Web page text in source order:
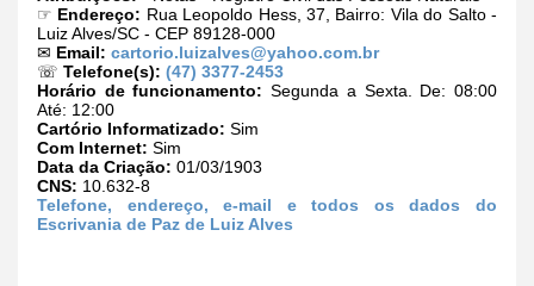
☞ Endereço: Rua Leopoldo Hess, 37, Bairro: Vila do Salto -
Luiz Alves/SC - CEP 89128-000
✉ Email: cartorio.luizalves@yahoo.com.br
☏ Telefone(s): (47) 3377-2453
Horário de funcionamento: Segunda a Sexta. De: 08:00
Até: 12:00
Cartório Informatizado: Sim
Com Internet: Sim
Data da Criação: 01/03/1903
CNS: 10.632-8
Telefone, endereço, e-mail e todos os dados do
Escrivania de Paz de Luiz Alves